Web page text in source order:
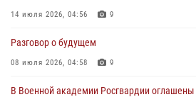
14 июля 2026, 04:56 9
Разговор о будущем
08 июля 2026, 04:58 9
В Военной академии Росгвардии оглашены